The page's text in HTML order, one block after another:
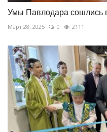
Умы Павлодара сошлись
Март 28, 2025 0 2111